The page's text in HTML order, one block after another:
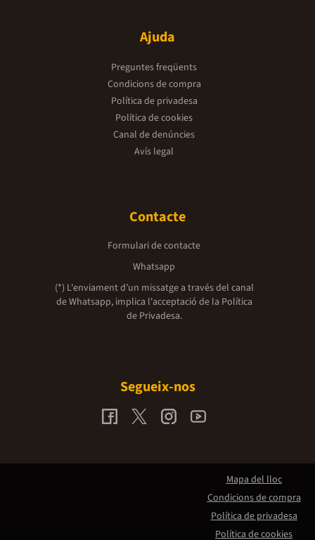
Ajuda
Preguntes freqüents
Condicions de compra
Política de privadesa
Política de cookies
Canal de denúncies
Avís legal
Contacte
Formulari de contacte
Whatsapp
(*) L'enviament d’un missatge a través del canal
de Whatsapp, implica l'acceptació de la Política
de Privadesa.
Segueix-nos
Mapa del lloc
Condicions de compra
Política de privadesa
Política de cookies